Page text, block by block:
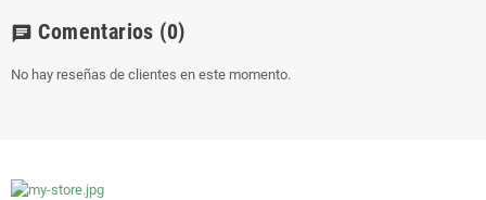
chat Comentarios (0)
No hay reseñas de clientes en este momento.